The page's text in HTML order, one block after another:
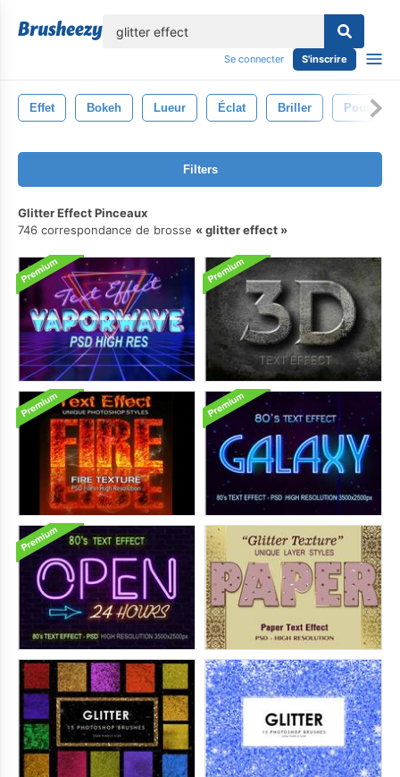
Se connecter S'inscrire
Effet Bokeh Lueur Éclat Briller Poussière
Filters
Glitter Effect Pinceaux
746 correspondance de brosse
glitter effect